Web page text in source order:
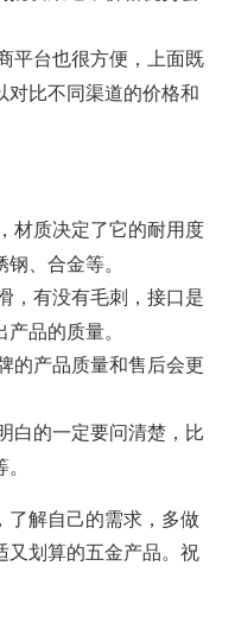
平台也很方便，上面既
对比不同渠道的价格和
材质决定了它的耐用度
、合金等。
，有没有毛刺，接口是
品的质量。
的产品质量和售后会更
白的一定要问清楚，比
了解自己的需求，多做
又划算的五金产品。祝